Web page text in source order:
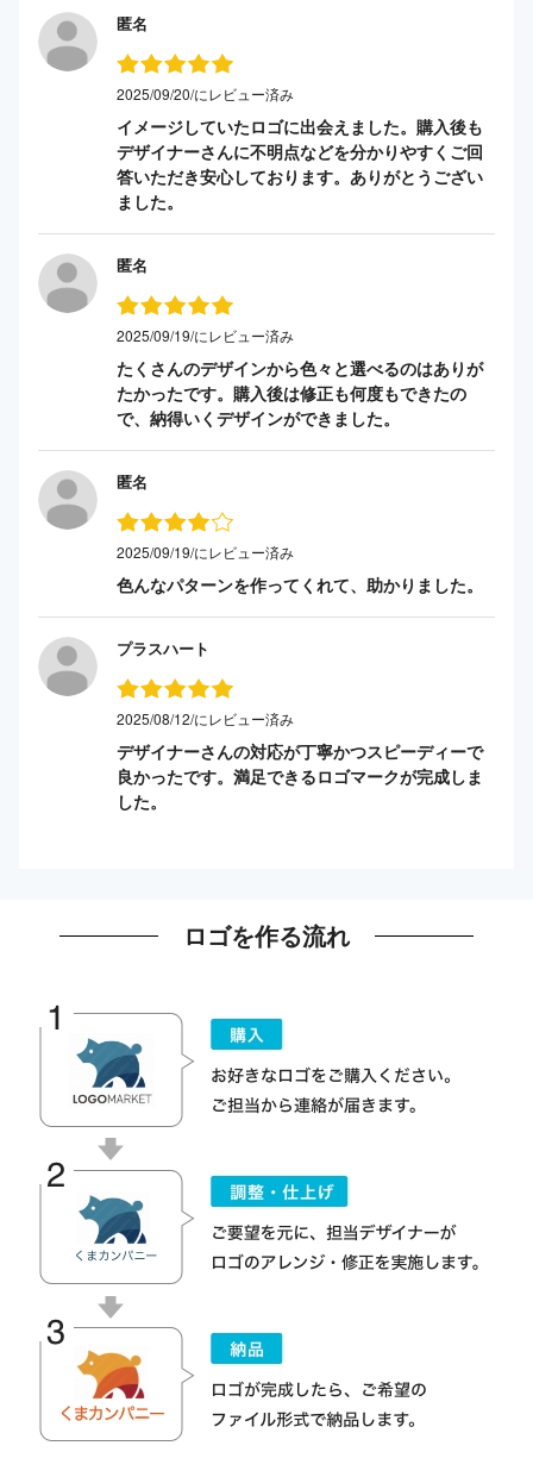
匿名
2025/09/20/にレビュー済み
イメージしていたロゴに出会えました。購入後も
デザイナーさんに不明点などを分かりやすくご回
答いただき安心しております。ありがとうござい
ました。
匿名
2025/09/19/にレビュー済み
たくさんのデザインから色々と選べるのはありが
たかったです。購入後は修正も何度もできたの
で、納得いくデザインができました。
匿名
2025/09/19/にレビュー済み
色んなパターンを作ってくれて、助かりました。
プラスハート
2025/08/12/にレビュー済み
デザイナーさんの対応が丁寧かつスピーディーで
良かったです。満足できるロゴマークが完成しま
した。
ロゴを作る流れ